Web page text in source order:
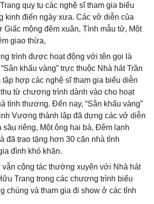
quy tụ các nghệ sĩ tham gia biểu
kinh điển ngày xưa. Các vở diễn của
mộng đêm xuân, Tình mẫu tử, Một
giao thừa,
trình được hoạt động với tên gọi là
khấu vàng” trực thuộc Nhà hát Trần
tập hợp các nghệ sĩ tham gia biểu diễn
từ chương trình dành vào cho hoạt
tình thương. Đến nay, “Sân khấu vàng”
Vương thành lập đã dựng các vở diễn
sầu riêng, Một ông hai bà, Đêm lạnh
đã trao tặng hơn 30 căn nhà tình
đình khó khăn.
vẫn cộng tác thường xuyên với Nhà hát
Trang trong các chương trình biểu
chúng và tham gia đi show ở các tỉnh